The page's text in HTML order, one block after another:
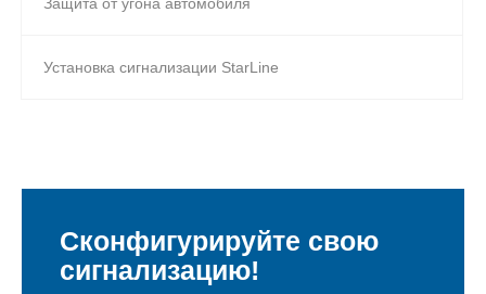
Установка сигнализации StarLine
Сконфигурируйте свою
сигнализацию!